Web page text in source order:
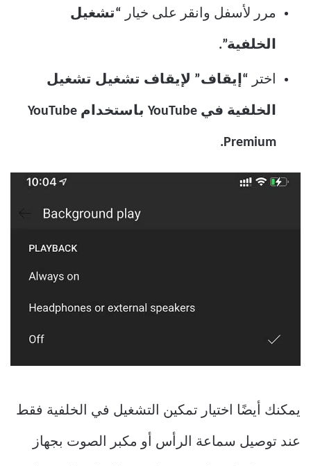
مرر لأسفل وانقر على خيار “تشغيل
الخلفية”.
اختر “إيقاف” لإيقاف تشغيل تشغيل
الخلفية في YouTube باستخدام YouTube
Premium.
يمكنك أيضًا اختيار تمكين التشغيل في الخلفية فقط
عند توصيل سماعة الرأس أو مكبر الصوت بجهاز